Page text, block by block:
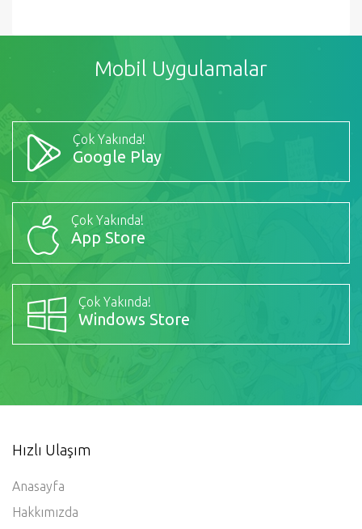
Mobil Uygulamalar
Çok Yakında!
Google Play
Çok Yakında!
App Store
Çok Yakında!
Windows Store
Hızlı Ulaşım
Anasayfa
Hakkımızda